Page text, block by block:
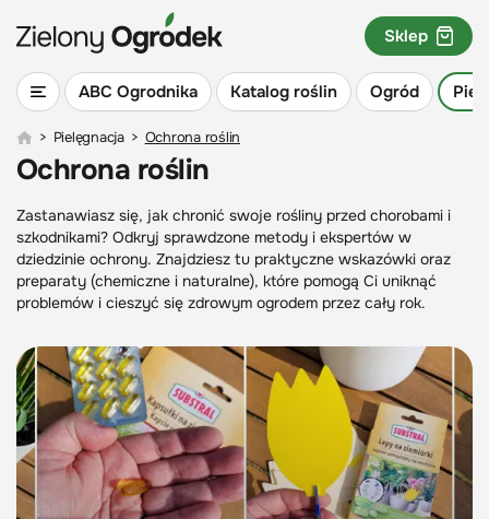
ABC Ogrodnika Katalog roślin Ogród
Sklep
> Pielęgnacja > Ochrona roślin
Ochrona roślin
Zastanawiasz się, jak chronić swoje rośliny przed chorobami i
szkodnikami? Odkryj sprawdzone metody i ekspertów w
dziedzinie ochrony. Znajdziesz tu praktyczne wskazówki oraz
preparaty (chemiczne i naturalne), które pomogą Ci uniknąć
problemów i cieszyć się zdrowym ogrodem przez cały rok.